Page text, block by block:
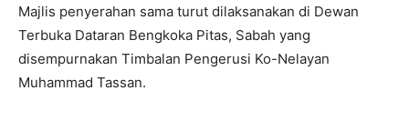
Majlis penyerahan sama turut dilaksanakan di Dewan
Terbuka Dataran Bengkoka Pitas, Sabah yang
disempurnakan Timbalan Pengerusi Ko-Nelayan
Muhammad Tassan.